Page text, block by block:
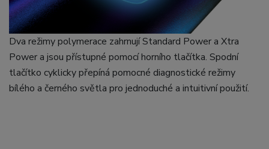
Dva režimy polymerace zahrnují Standard Power a Xtra
Power a jsou přístupné pomocí horního tlačítka. Spodní
tlačítko cyklicky přepíná pomocné diagnostické režimy
bílého a černého světla pro jednoduché a intuitivní použití.